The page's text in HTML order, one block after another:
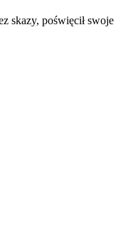
skazy, poświęcił swoje